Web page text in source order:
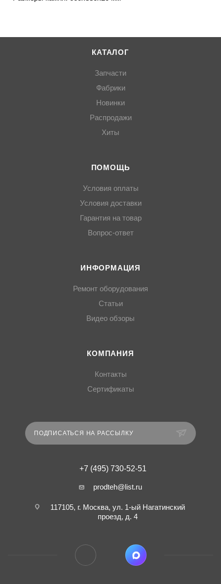
КАТАЛОГ
Запчасти
Фабрики
Новинки
Распродажи
Хиты
ПОМОЩЬ
Условия оплаты
Условия доставки
Гарантия на товар
Вопрос-ответ
ИНФОРМАЦИЯ
Ремонт оборудования
Статьи
Видео обзоры
КОМПАНИЯ
Контакты
Сертификаты
ПОДПИСАТЬСЯ НА РАССЫЛКУ
+7 (495) 730-52-51
prodteh@list.ru
117105, г. Москва, ул. 1-ый Нагатинский
проезд, д. 4